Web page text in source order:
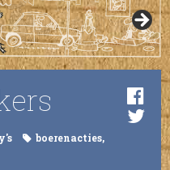
boerenacties,